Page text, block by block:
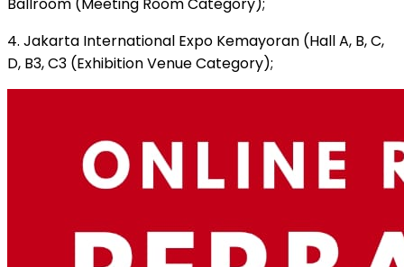
4. Jakarta International Expo Kemayoran (Hall A, B, C,
D, B3, C3 (Exhibition Venue Category);